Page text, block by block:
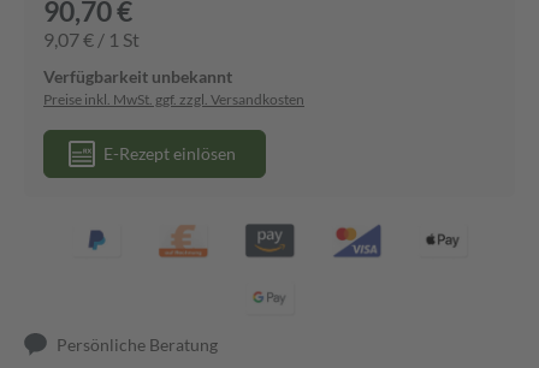
90,70 €
9,07 € / 1 St
Verfügbarkeit unbekannt
Preise inkl. MwSt. ggf. zzgl. Versandkosten
E-Rezept einlösen
Persönliche Beratung